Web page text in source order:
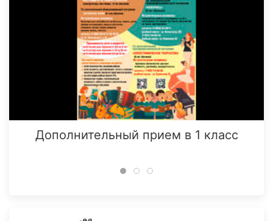
Дополнительный прием в 1 класс